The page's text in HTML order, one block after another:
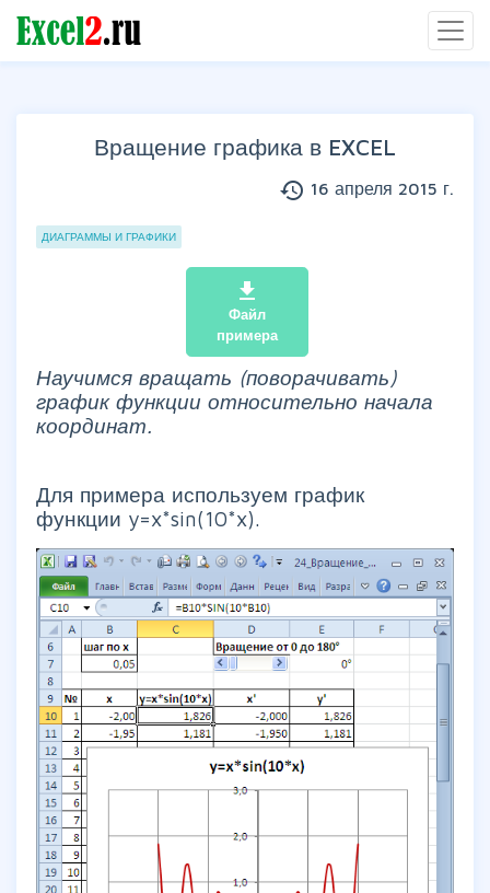
Вращение графика в EXCEL
history 16 апреля 2015 г.
Группы статей
ДИАГРАММЫ И ГРАФИКИ
file_download
Файл
примера
Научимся вращать (поворачивать)
график функции относительно начала
координат.
Для примера используем график
функции y=x*sin(10*x).